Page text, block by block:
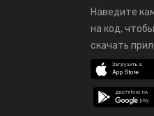
Наведите
на код, чтобы
скачать